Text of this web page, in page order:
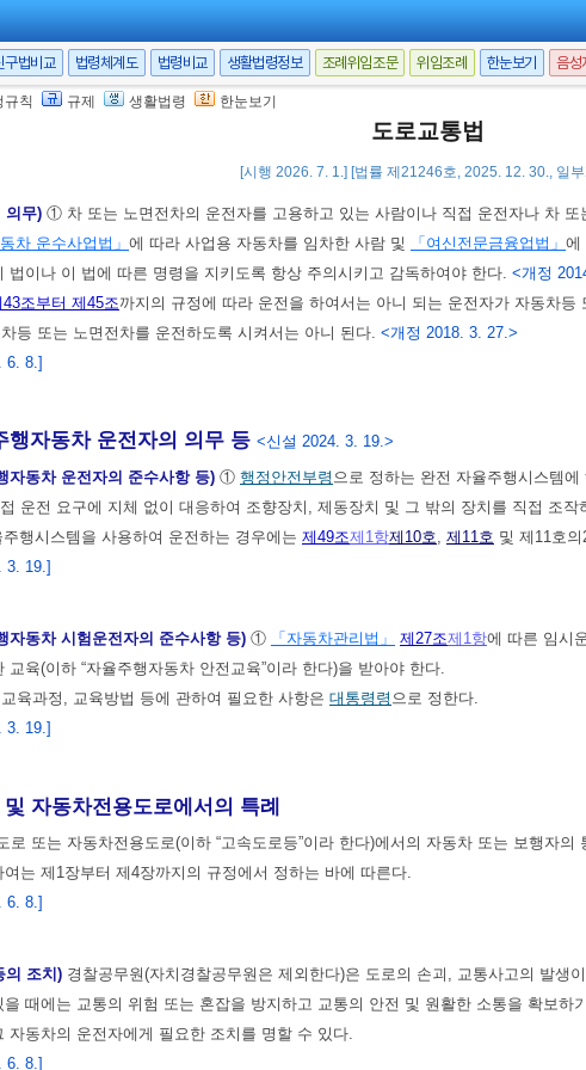
구법비교 법령체계도 법령비교 생활법령정보 조례위임조문 위임조례 한눈보기 음성
규칙 규제 생활법령 한눈보기
도로교통법
[시행 2026. 7. 1.] [법률 제21246호, 2025. 12. 30., 일
조치에 대한 방해의 금지)교통사고가 일어난 경우에는 누구든지제54조제1항및
의무) ① 차 또는 노면전차의 운전자를 고용하고 있는 사람이나 직접 운전자나 차
차 운수사업법」 에 따라 사업용 자동차를 임차한 사람 및 「여신전문금융업법」 에
법이나 이 법에 따른 명령을 지키도록 항상 주의시키고 감독하여야 한다. <개정
43조부터 제45조까지의 규정에 따라 운전을 하여서는 아니 되는 운전자가 자동차
등 또는 노면전차를 운전하도록 시켜서는 아니 된다. <개정 2018. 3. 27.>
6. 8.]
자동차 운전자의 의무 등 <신설 2024. 3. 19.>
자동차 운전자의 준수사항 등) ① 행정안전부령 으로 정하는 완전 자율주행시스템
운전 요구에 지체 없이 대응하여 조향장치, 제동장치 및 그 밖의 장치를 직접 조작
행시스템을 사용하여 운전하는 경우에는 제49조제1항제10호, 제11호 및 제11호
3. 19.]
자동차 시험운전자의 준수사항 등) ① 「자동차관리법」 제27조제1항에 따른 임시
교육(이하 “자율주행자동차 안전교육”이라 한다)을 받아야 한다.
육과정, 교육방법 등에 관하여 필요한 사항은 대통령령 으로 정한다.
3. 19.]
동차전용도로에서의 특례
로 또는 자동차전용도로(이하 “고속도로등”이라 한다)에서의 자동차 또는 보행자
는 제1장부터 제4장까지의 규정에서 정하는 바에 따른다.
6. 8.]
의 조치) 경찰공무원(자치경찰공무원은 제외한다)은 도로의 손괴, 교통사고의 발
을 때에는 교통의 위험 또는 혼잡을 방지하고 교통의 안전 및 원활한 소통을 확보
자동차의 운전자에게 필요한 조치를 명할 수 있다.
6. 8.]